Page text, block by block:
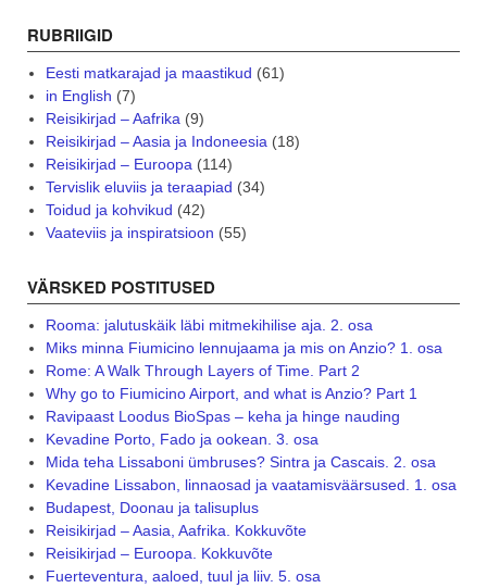
RUBRIIGID
Eesti matkarajad ja maastikud (61)
in English (7)
Reisikirjad – Aafrika (9)
Reisikirjad – Aasia ja Indoneesia (18)
Reisikirjad – Euroopa (114)
Tervislik eluviis ja teraapiad (34)
Toidud ja kohvikud (42)
Vaateviis ja inspiratsioon (55)
VÄRSKED POSTITUSED
Rooma: jalutuskäik läbi mitmekihilise aja. 2. osa
Miks minna Fiumicino lennujaama ja mis on Anzio? 1. osa
Rome: A Walk Through Layers of Time. Part 2
Why go to Fiumicino Airport, and what is Anzio? Part 1
Ravipaast Loodus BioSpas – keha ja hinge nauding
Kevadine Porto, Fado ja ookean. 3. osa
Mida teha Lissaboni ümbruses? Sintra ja Cascais. 2. osa
Kevadine Lissabon, linnaosad ja vaatamisväärsused. 1. osa
Budapest, Doonau ja talisuplus
Reisikirjad – Aasia, Aafrika. Kokkuvõte
Reisikirjad – Euroopa. Kokkuvõte
Fuerteventura, aaloed, tuul ja liiv. 5. osa